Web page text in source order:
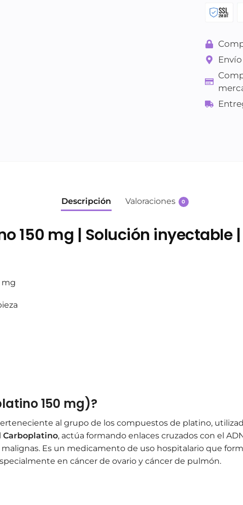
Descripción Valoraciones 0
150 mg | Solución inyectable |
mg
150 mg)?
al grupo de los compuestos de platino,
Carboplatino, actúa formando enlaces cruzados con el
Es un medicamento de uso hospitalario que
en cáncer de ovario y cáncer de pulmón.